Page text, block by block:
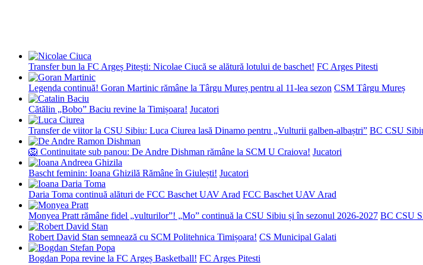
Transfer bun la FC Argeș Pitești: Nicolae Ciucă se alătură lotului de baschet! FC Arges Pitesti
Legenda continuă! Goran Martinic rămâne la Târgu Mureș pentru al 11-lea sezon CSM Târgu Mureș
Cătălin „Bobo” Baciu revine la Timișoara! Jucatori
Transfer de viitor la CSU Sibiu: Luca Ciurea lasă Dinamo pentru „Vulturii galben-albaștri” BC CSU
🦁 Continuitate sub panou: De Andre Dishman rămâne la SCM U Craiova! Jucatori
Bascht feminin: Ioana Ghizilă Rămâne în Giulești! Jucatori
Daria Toma continuă alături de FCC Baschet UAV Arad FCC Baschet UAV Arad
Monyea Pratt rămâne fidel „vulturilor”! „Mo” continuă la CSU Sibiu și în sezonul 2026-2027 BC CSU
Robert David Stan semnează cu SCM Politehnica Timișoara! CS Municipal Galati
Bogdan Popa revine la FC Argeș Basketball! FC Arges Pitesti